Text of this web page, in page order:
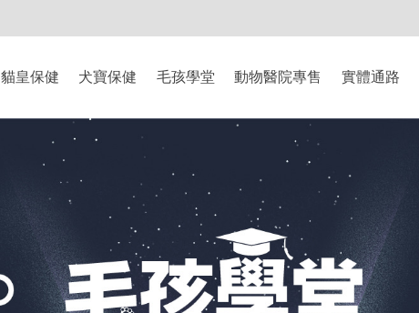
貓皇保健 犬寶保健 毛孩學堂 動物醫院專售 實體通路